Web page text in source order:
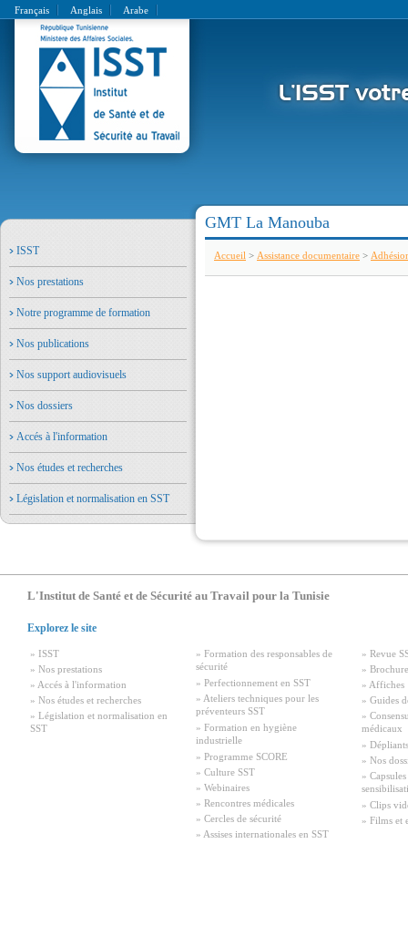
Français Anglais Arabe
ISST
Nos prestations
Notre programme de formation
Nos publications
Nos support audiovisuels
Nos dossiers
Accés à l'information
Nos études et recherches
Législation et normalisation en SST
GMT La Manouba
Accueil > Assistance documentaire >
L'Institut de Santé et de Sécurité au Travail pour la Tunisie
Explorez le site
» ISST
» Nos prestations
» Accés à l'information
» Nos études et recherches
» Législation et normalisation en
SST
» Formation des responsables de
sécurité
» Perfectionnement en SST
» Ateliers techniques pour les
préventeurs SST
» Formation en hygiène
industrielle
» Programme SCORE
» Culture SST
» Webinaires
» Rencontres médicales
» Cercles de sécurité
» Assises internationales en SST
» Revue
»
» Affiches
» Guides
»
médicaux
» Dépliants
» Nos
»
» Clips
» Films et